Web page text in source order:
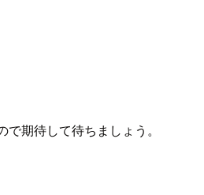
期待して待ちましょう。